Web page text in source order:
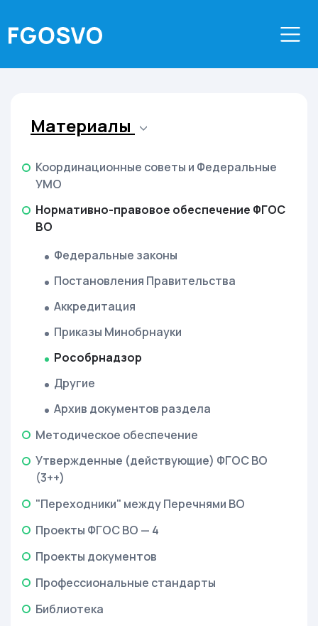
Материалы
Координационные советы и Федеральные
УМО
Нормативно-правовое обеспечение ФГОС
ВО
Федеральные законы
Постановления Правительства
Аккредитация
Приказы Минобрнауки
Рособрнадзор
Другие
Архив документов раздела
Методическое обеспечение
Утвержденные (действующие) ФГОС ВО
(3++)
"Переходники" между Перечнями ВО
Проекты ФГОС ВО — 4
Проекты документов
Профессиональные стандарты
Библиотека